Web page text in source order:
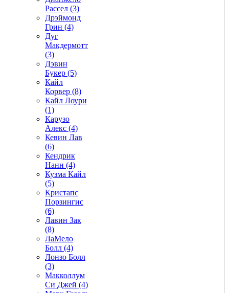
Рассел (3)
Дрэймонд
Грин (4)
Дуг
Макдермотт
(3)
Дэвин
Букер (5)
Кайл
Корвер (8)
Кайл Лоури
(1)
Карузо
Алекс (4)
Кевин Лав
(6)
Кендрик
Нанн (4)
Кузма Кайл
(5)
Кристапс
Порзингис
(6)
Лавин Зак
(8)
ЛаМело
Болл (4)
Лонзо Болл
(3)
Макколлум
Си Джей (4)